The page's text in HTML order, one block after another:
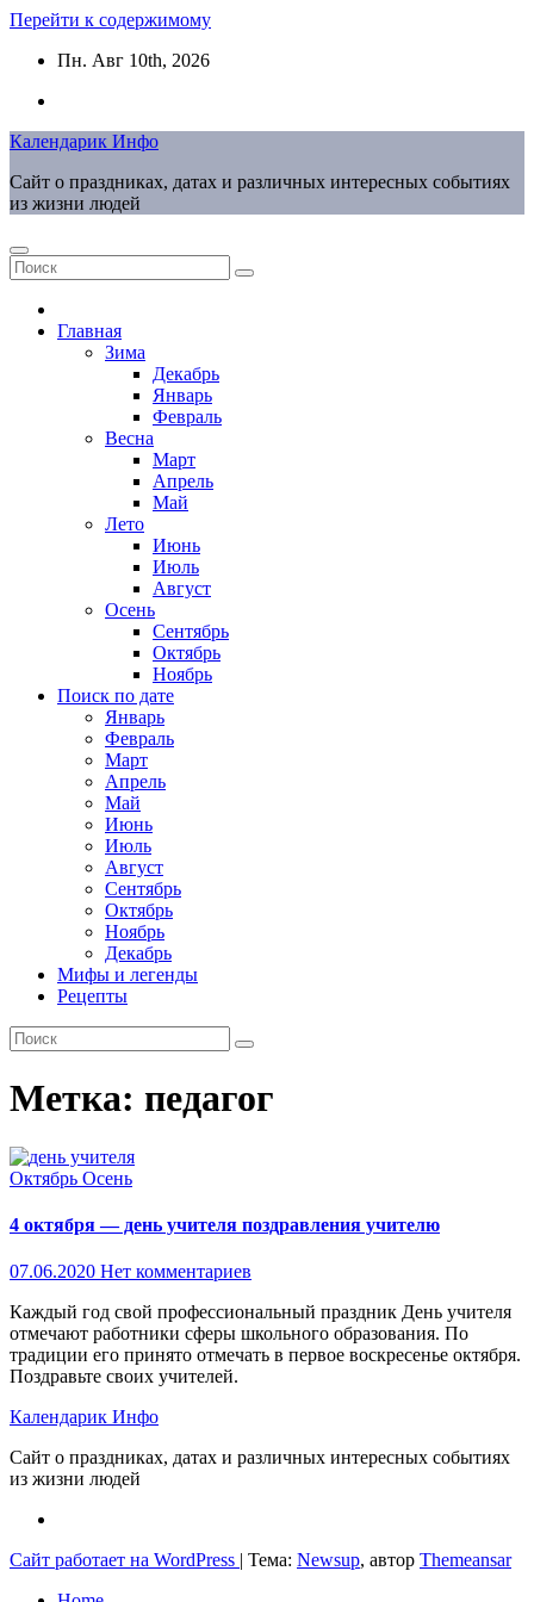
Перейти к содержимому
Пн. Авг 10th, 2026
Календарик Инфо
Сайт о праздниках, датах и различных интересных событиях
из жизни людей
Главная
Зима
Декабрь
Январь
Февраль
Весна
Март
Апрель
Май
Лето
Июнь
Июль
Август
Осень
Сентябрь
Октябрь
Ноябрь
Поиск по дате
Январь
Февраль
Март
Апрель
Май
Июнь
Июль
Август
Сентябрь
Октябрь
Ноябрь
Декабрь
Мифы и легенды
Рецепты
Метка: педагог
Октябрь Осень
4 октября — день учителя поздравления учителю
07.06.2020 Нет комментариев
Каждый год свой профессиональный праздник День учителя
отмечают работники сферы школьного образования. По
традиции его принято отмечать в первое воскресенье октября.
Поздравьте своих учителей.
Календарик Инфо
Сайт о праздниках, датах и различных интересных событиях
из жизни людей
Сайт работает на WordPress | Тема: Newsup, автор Themeansar